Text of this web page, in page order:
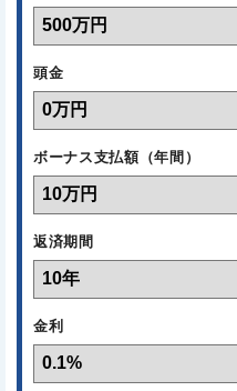
頭金
ボーナス支払額（年間）
返済期間
金利